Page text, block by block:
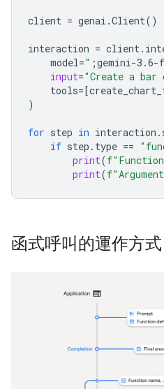
client = genai .Client()
interaction = client.
model=" ;gemini-3.6-
input="Create a
tools=[
)
for step in interaction .
if step . type ==
print(f
print(f
函式呼叫的運作方式